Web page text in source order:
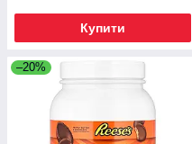
Купити
–20%